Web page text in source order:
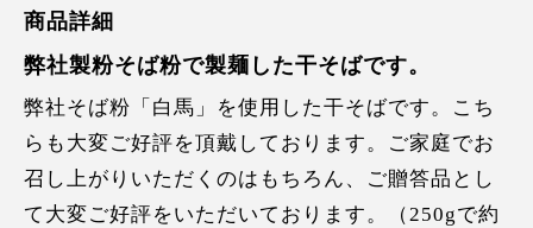
商品詳細
弊社製粉そば粉で製麺した干そばです。
弊社そば粉「白馬」を使用した干そばです。こち
らも大変ご好評を頂戴しております。ご家庭でお
召し上がりいただくのはもちろん、ご贈答品とし
て大変ご好評をいただいております。（250gで約